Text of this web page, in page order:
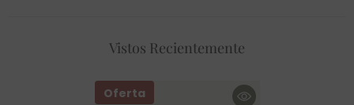
Vistos Recientemente
Oferta